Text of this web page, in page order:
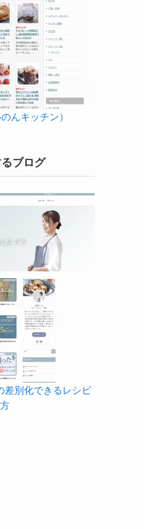
んキッチン）
ブログ
差別化できるレシピ